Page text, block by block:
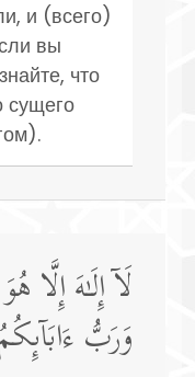
и (всего)
вы
что
сущего
لَاۤ إِلَـٰهَ
وَرَبُّ